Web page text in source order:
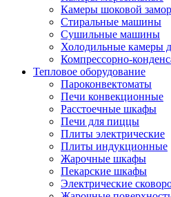
Камеры шоковой
Стиральные машины
Сушильные машины
Холодильные камеры
Компрессорно-
Тепловое оборудование
Пароконвектоматы
Печи конвекционные
Расстоечные шкафы
Печи для пиццы
Плиты электрические
Плиты индукционные
Жарочные шкафы
Пекарские шкафы
Электрические